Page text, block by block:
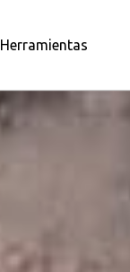
Herramientas